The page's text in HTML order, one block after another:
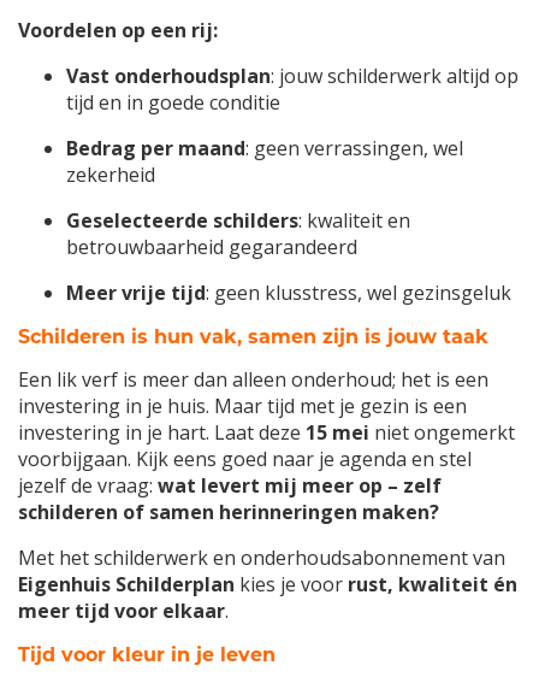
Voordelen op een rij:
Vast onderhoudsplan: jouw schilderwerk altijd op
tijd en in goede conditie
Bedrag per maand: geen verrassingen, wel
zekerheid
Geselecteerde schilders: kwaliteit en
betrouwbaarheid gegarandeerd
Meer vrije tijd: geen klusstress, wel gezinsgeluk
Schilderen is hun vak, samen zijn is jouw taak
Een lik verf is meer dan alleen onderhoud; het is een
investering in je huis. Maar tijd met je gezin is een
investering in je hart. Laat deze 15 mei niet ongemerkt
voorbijgaan. Kijk eens goed naar je agenda en stel
jezelf de vraag: wat levert mij meer op – zelf
schilderen of samen herinneringen maken?
Met het schilderwerk en onderhoudsabonnement van
Eigenhuis Schilderplan kies je voor rust, kwaliteit én
meer tijd voor elkaar.
Tijd voor kleur in je leven